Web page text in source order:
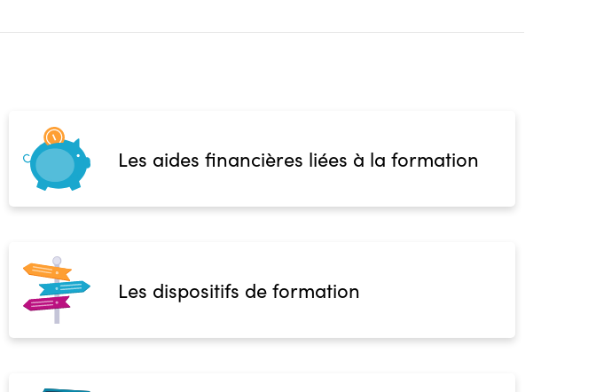
Les aides financières liées à la formation
Les dispositifs de formation